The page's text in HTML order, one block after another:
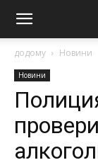
додому Новини
Новини